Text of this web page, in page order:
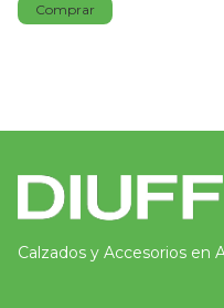
Comprar
Calzados y Accesorios en